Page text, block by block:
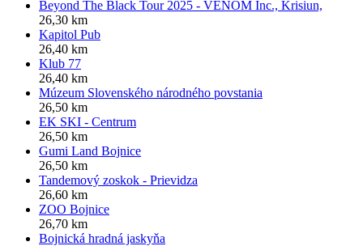
Beyond The Black Tour 2025 - VENOM Inc., Krisiun,
26,30 km
Kapitol Pub
26,40 km
Klub 77
26,40 km
Múzeum Slovenského národného povstania
26,50 km
EK SKI - Centrum
26,50 km
Gumi Land Bojnice
26,50 km
Tandemový zoskok - Prievidza
26,60 km
ZOO Bojnice
26,70 km
Bojnická hradná jaskyňa